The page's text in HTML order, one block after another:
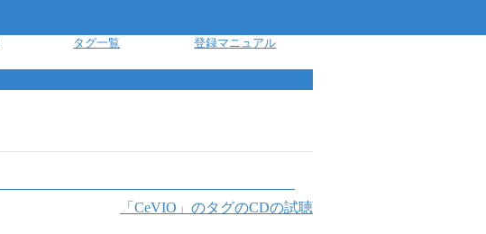
タグ一覧 登録マニュアル
「 CeVIO 」のタグのCDの試聴